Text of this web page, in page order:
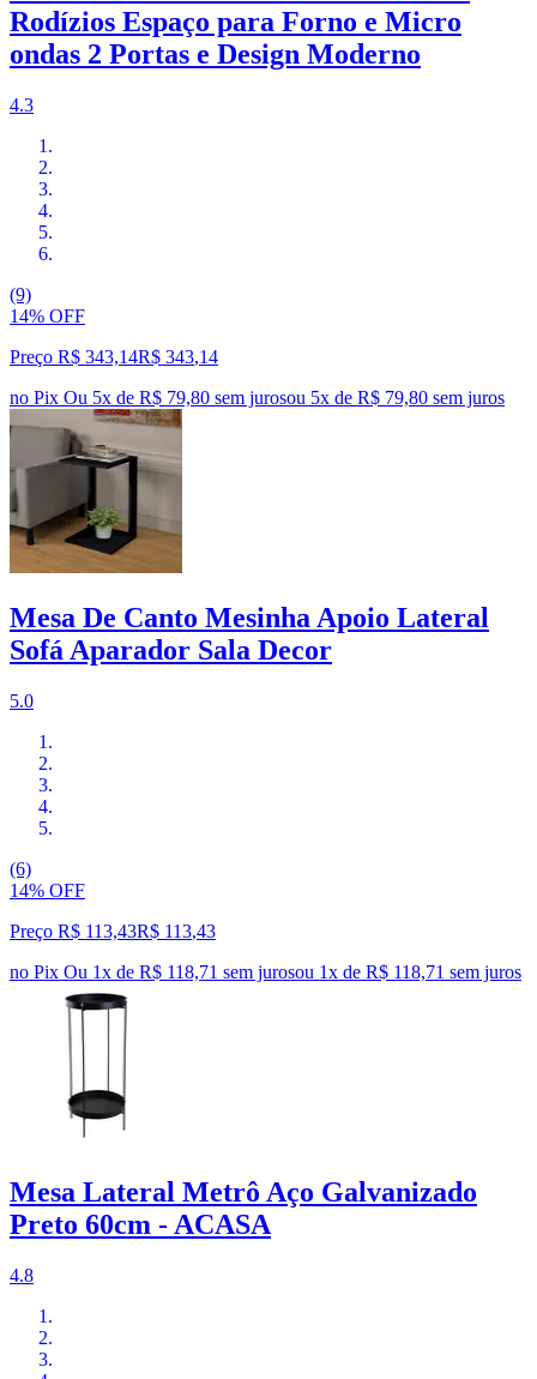
Rodízios Espaço para Forno e Micro
ondas 2 Portas e Design Moderno
4.3
(9)
14% OFF
Preço R$ 343,14R$ 343,14
no Pix Ou 5x de R$ 79,80 sem jurosou 5x de R$ 79,80 sem juros
Mesa De Canto Mesinha Apoio Lateral
Sofá Aparador Sala Decor
5.0
(6)
14% OFF
Preço R$ 113,43R$ 113,43
no Pix Ou 1x de R$ 118,71 sem jurosou 1x de R$ 118,71 sem juros
Mesa Lateral Metrô Aço Galvanizado
Preto 60cm - ACASA
4.8